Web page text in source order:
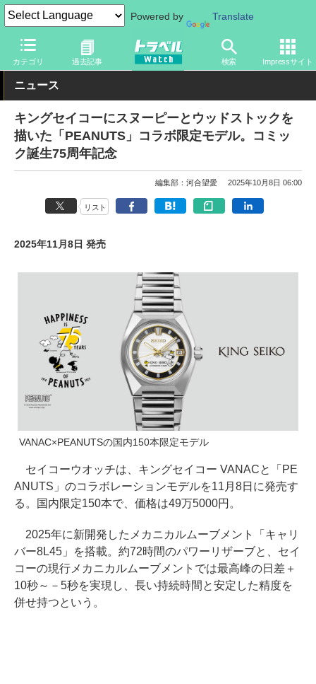
Powered by Translate
カテゴリ 過去記事 検索 Impressサイト
トラベル Watch 旅のアイテム 旅行グッズ 時計
ニュース
キングセイコーにスヌーピーとウッドストックを
描いた「PEANUTS」コラボ限定モデル。コミッ
ク誕生75周年記念
編集部：河合望愛 2025年10月8日 06:00
リスト
2025年11月8日 発売
VANAC×PEANUTSの国内150本限定モデル
セイコーウオッチは、キングセイコー VANACと「PE
ANUTS」のコラボレーションモデルを11月8日に発売す
る。国内限定150本で、価格は49万5000円。
2025年に新開発したメカニカルムーブメント「キャリ
バー8L45」を搭載。約72時間のパワーリザーブと、セイ
コーの現行メカニカルムーブメントでは最高峰の日差＋
10秒～－5秒を実現し、長い持続時間と安定した精度を
併せ持つという。